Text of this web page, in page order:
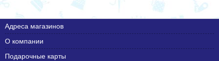
Адреса магазинов
О компании
Подарочные карты